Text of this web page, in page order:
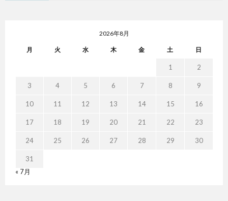
2026年8月
月 火 水 木 金 土 日
1 2
3 4 5 6 7 8 9
10 11 12 13 14 15 16
17 18 19 20 21 22 23
24 25 26 27 28 29 30
31
« 7月